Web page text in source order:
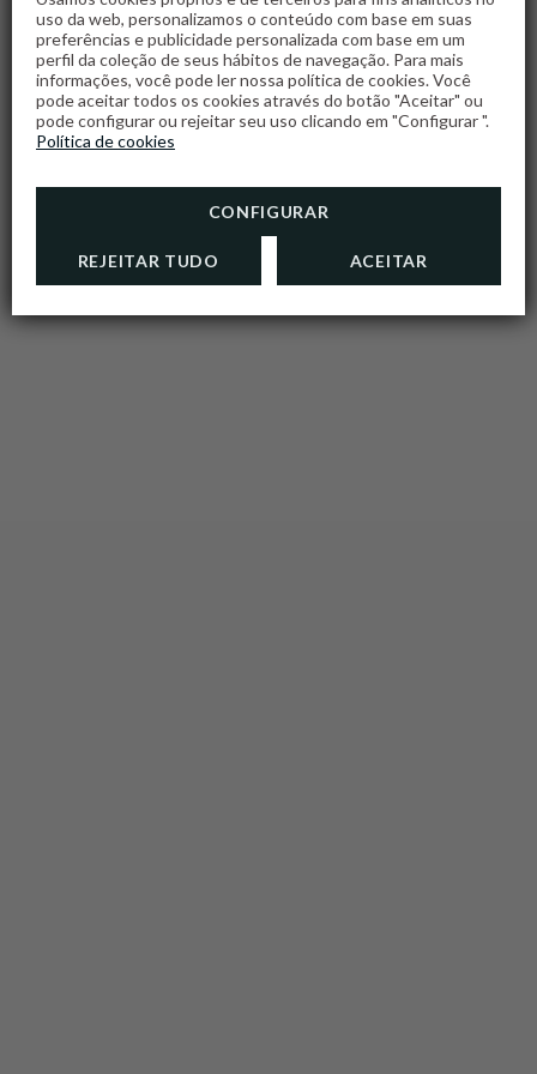
uso da web, personalizamos o conteúdo com base em suas
preferências e publicidade personalizada com base em um
perfil da coleção de seus hábitos de navegação. Para mais
informações, você pode ler nossa política de cookies. Você
pode aceitar todos os cookies através do botão "Aceitar" ou
pode configurar ou rejeitar seu uso clicando em "Configurar ".
Política de cookies
CONFIGURAR
REJEITAR TUDO ACEITAR
WELLNESS
CENTER